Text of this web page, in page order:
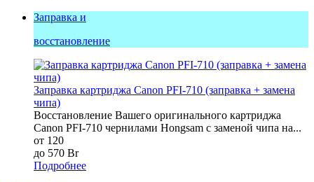
Заправка и
восстановление
Заправка картриджа Canon PFI-710 (заправка + замена
чипа)
Восстановление Вашего оригинального картриджа
Canon PFI-710 чернилами Hongsam с заменой чипа на...
от 120
до 570 Br
Подробнее